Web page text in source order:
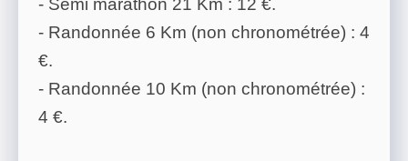
- Semi marathon 21 Km : 12 €.
- Randonnée 6 Km (non chronométrée) : 4
€.
- Randonnée 10 Km (non chronométrée) :
4 €.